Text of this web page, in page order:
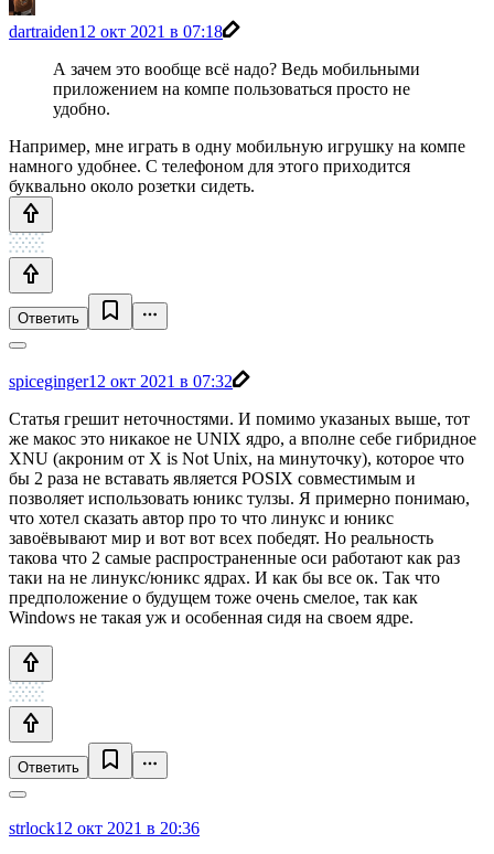
dartraiden12 окт 2021 в 07:18
А зачем это вообще всё надо? Ведь мобильными
приложением на компе пользоваться просто не
удобно.
Например, мне играть в одну мобильную игрушку на компе
намного удобнее. С телефоном для этого приходится
буквально около розетки сидеть.
Ответить
spiceginger12 окт 2021 в 07:32
Статья грешит неточностями. И помимо указаных выше, тот
же макос это никакое не UNIX ядро, а вполне себе гибридное
XNU (акроним от X is Not Unix, на минуточку), которое что
бы 2 раза не вставать является POSIX совместимым и
позволяет использовать юникс тулзы. Я примерно понимаю,
что хотел сказать автор про то что линукс и юникс
завоёвывают мир и вот вот всех победят. Но реальность
такова что 2 самые распространенные оси работают как раз
таки на не линукс/юникс ядрах. И как бы все ок. Так что
предположение о будущем тоже очень смелое, так как
Windows не такая уж и особенная сидя на своем ядре.
Ответить
strlock12 окт 2021 в 20:36